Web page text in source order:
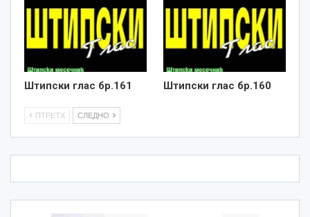
Штипски глас бр.161 Штипски глас бр.160
ПТРЕТХ СЛЕДНО